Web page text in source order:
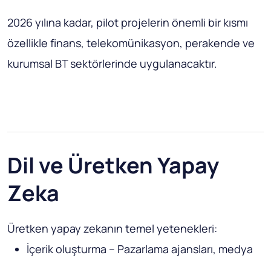
2026 yılına kadar, pilot projelerin önemli bir kısmı
özellikle finans, telekomünikasyon, perakende ve
kurumsal BT sektörlerinde uygulanacaktır.
Dil ve Üretken Yapay
Zeka
Üretken yapay zekanın temel yetenekleri:
İçerik oluşturma – Pazarlama ajansları, medya